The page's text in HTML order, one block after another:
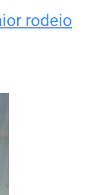
rodeio